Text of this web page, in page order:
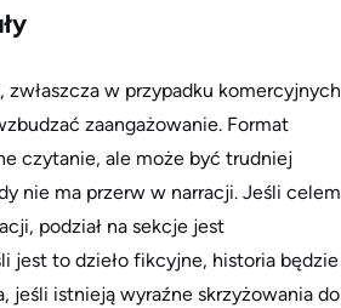
zwłaszcza w przypadku komercyjnych
zaangażowanie. Format
czytanie, ale może być trudniej
nie ma przerw w narracji. Jeśli celem
podział na sekcje jest
jest to dzieło fikcyjne, historia będzie
jeśli istnieją wyraźne skrzyżowania do